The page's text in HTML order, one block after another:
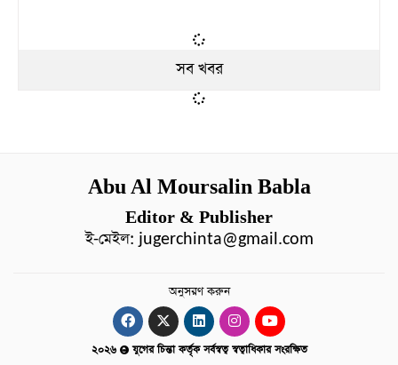
সব খবর
Abu Al Moursalin Babla
Editor & Publisher
ই-মেইল: jugerchinta@gmail.com
অনুসরণ করুন
২০২৬ যুগের চিন্তা কর্তৃক সর্বস্বত্ব স্বত্বাধিকার সংরক্ষিত